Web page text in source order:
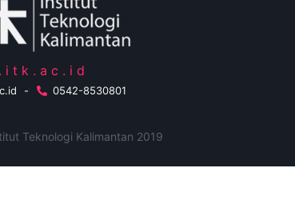
- 0542-8530801
Teknologi Kalimantan 2019